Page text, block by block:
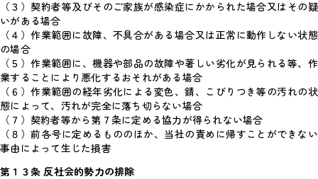
（３）契約者等及びそのご家族が感染症にかかられた場合又はその疑
いがある場合
（４）作業範囲に故障、不具合がある場合又は正常に動作しない状態
の場合
（５）作業範囲に、機器や部品の故障や著しい劣化が見られる等、作
業することにより悪化するおそれがある場合
（６）作業範囲の経年劣化による変色、錆、こびりつき等の汚れの状
態によって、汚れが完全に落ち切らない場合
（７）契約者等から第７条に定める協力が得られない場合
（８）前各号に定めるもののほか、当社の責めに帰すことができない
事由によって生じた損害
第１３条 反社会的勢力の排除